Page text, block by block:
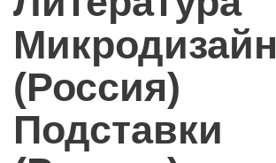
Микродизайн
(Россия)
Подставки